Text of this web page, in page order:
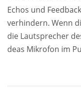
Echos und
verhindern. Wenn
die Lautsprecher
deas Mikrofon im